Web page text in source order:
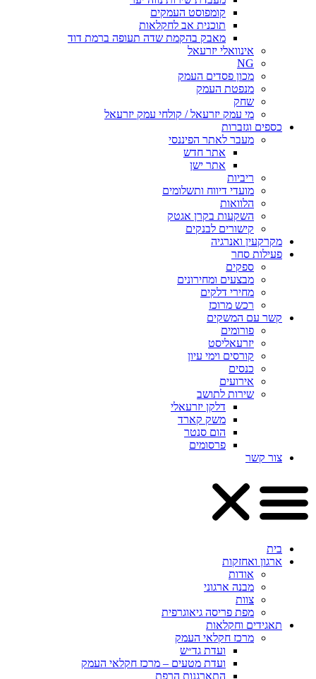
קומפוסט העמקים
תוכנית אב לחקלאות
מאבק בהקמת שדה תעופה ברמת דוד
אינוואלי יזרעאל
NG
מכון פסדים העמק
מנפטת העמק
שחק
מי עמק יזרעאל / קולחי עמק יזרעאל
כספים וגזברות
מעבר לאתר הפיננסי
אתר חדש
אתר ישן
ריביות
מועדי דיווח ותשלומים
הלוואות
השקעות בקרן אגטק
קישורים לבנקים
מקרקעין ואנרגיה
פעילות סחר
ספקים
מבצעים ומחירונים
מחירי דלקים
רכש מרוכז
קשר עם המשקים
פורומים
יזרעאליסט
קורסים וימי עיון
כנסים
אירועים
שירות לתושב
דלקן יזרעאלי
משק קארד
הום סנטר
פרסומים
צור קשר
בית
ארגון ואחזקות
אודות
מבנה ארגוני
צוות
מפת פריסה גיאוגרפית
תאגידים וחקלאות
מרכז חקלאי העמק
ועדת גד״ש
ועדת מטעים – מרכז חקלאי העמק
התארגנות הרפת